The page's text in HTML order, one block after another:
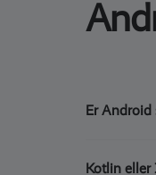
Er
Kotlin eller